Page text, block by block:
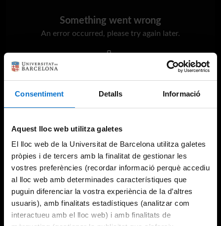
Consentiment Detalls Informació
Aquest lloc web utilitza galetes
El lloc web de la Universitat de Barcelona utilitza galetes
pròpies i de tercers amb la finalitat de gestionar les
vostres preferències (recordar informació perquè accediu
al lloc web amb determinades característiques que
puguin diferenciar la vostra experiència de la d’altres
usuaris), amb finalitats estadístiques (analitzar com
interactueu amb el lloc web) i amb finalitats de
Something went wrong
An error occurred, please try again later.